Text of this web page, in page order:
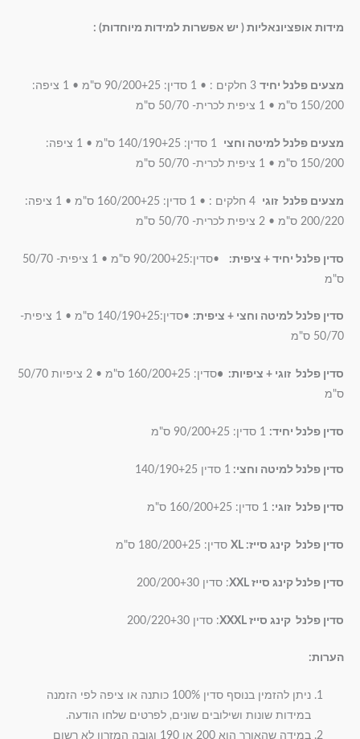
מידות אופציונאליות ( יש אפשרות למידות מיוחדות) :
מצעים פלנל יחיד
3 חלקים : • 1 סדין: 90/200+25 ס"מ • 1 ציפה:
150/200 ס"מ • 1 ציפית לכרית- 50/70 ס"מ
מצעים פלנל למיטה וחצי
1 סדין: 140/190+25 ס"מ • 1 ציפה:
150/200 ס"מ • 1 ציפית לכרית- 50/70 ס"מ
מצעים פלנל זוגי
4 חלקים : • 1 סדין: 160/200+25 ס"מ • 1 ציפה:
200/220 ס"מ • 2 ציפית לכרית- 50/70 ס"מ
סדין פלנל יחיד + ציפית:
•סדין:90/200+25 ס"מ • 1 ציפית- 50/70
ס"מ
סדין פלנל למיטה וחצי + ציפית:
•סדין:140/190+25 ס"מ • 1 ציפית-
50/70 ס"מ
סדין פלנל זוגי + ציפיות: •
סדין: 160/200+25 ס"מ • 2 ציפיות 50/70
ס"מ
סדין פלנל יחיד:
סדין פלנל למיטה וחצי: 1 סדין 140/190+25
סדין פלנל זוגי:
סדין פלנל קינג סייז: XL סדין: 180/200+25 ס"מ
סדין פלנל קינג סייז XXL : סדין 200/200+30
סדין פלנל קינג סייז XXXL : סדין 200/220+30
הערות:
ניתן להזמין בנוסף סדין 100% כותנה או ציפה לפי הזמנה
במידות שונות ושילובים שונים, לפרטים שלחו הודעה.
במידה שהאורך הוא 200 או 190 וגובה המזרון לא רשום